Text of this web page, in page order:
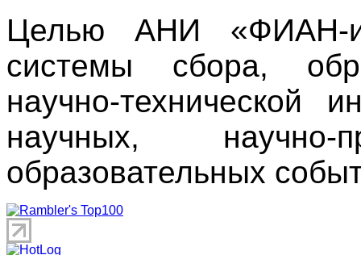
Целью АНИ «ФИАН-
системы сбора,
научно-технической
научных,
образовательных